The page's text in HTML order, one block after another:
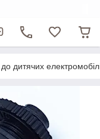
дитячих